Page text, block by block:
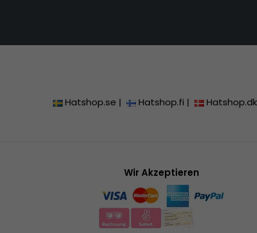
Hatshop.se | Hatshop.fi | Hatshop.dk
Wir Akzeptieren